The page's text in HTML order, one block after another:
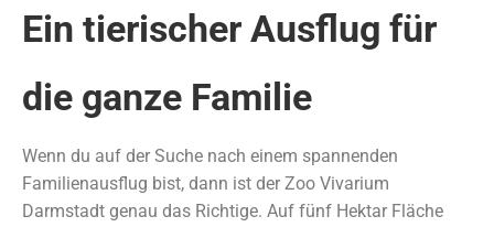
Ein tierischer Ausflug für
die ganze Familie
Wenn du auf der Suche nach einem spannenden
Familienausflug bist, dann ist der Zoo Vivarium
Darmstadt genau das Richtige. Auf fünf Hektar Fläche